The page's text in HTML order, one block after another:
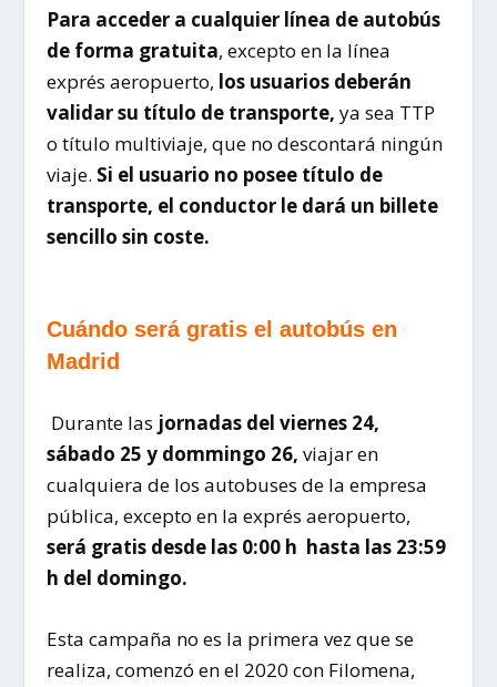
Para acceder a cualquier línea de autobús
de forma gratuita, excepto en la línea
exprés aeropuerto, los usuarios deberán
validar su título de transporte, ya sea TTP
o título multiviaje, que no descontará ningún
viaje. Si el usuario no posee título de
transporte, el conductor le dará un billete
sencillo sin coste.
Cuándo será gratis el autobús en
Madrid
Durante las jornadas del viernes 24,
sábado 25 y dommingo 26, viajar en
cualquiera de los autobuses de la empresa
pública, excepto en la exprés aeropuerto,
será gratis desde las 0:00 h hasta las 23:59
h del domingo.
Esta campaña no es la primera vez que se
realiza, comenzó en el 2020 con Filomena,